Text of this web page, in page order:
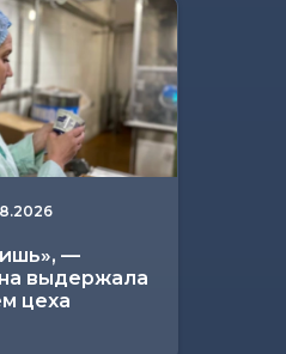
—
выдержала
цеха